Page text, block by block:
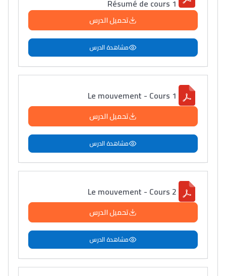
Résumé de cours 1
تحميل الدرس
مشاهدة الدرس
Le mouvement - Cours 1
تحميل الدرس
مشاهدة الدرس
Le mouvement - Cours 2
تحميل الدرس
مشاهدة الدرس